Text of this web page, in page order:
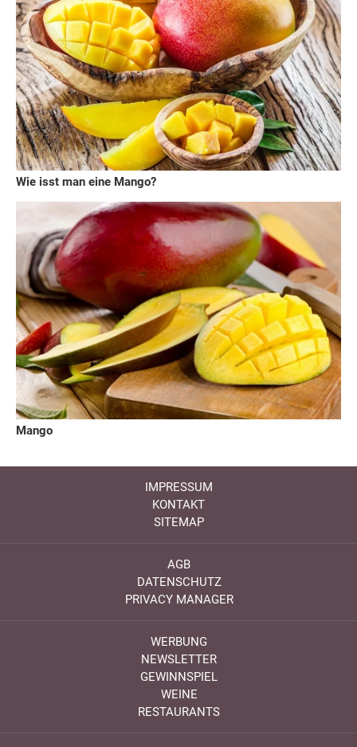
Wie isst man eine Mango?
Mango
IMPRESSUM
KONTAKT
SITEMAP
AGB
DATENSCHUTZ
PRIVACY MANAGER
WERBUNG
NEWSLETTER
GEWINNSPIEL
WEINE
RESTAURANTS